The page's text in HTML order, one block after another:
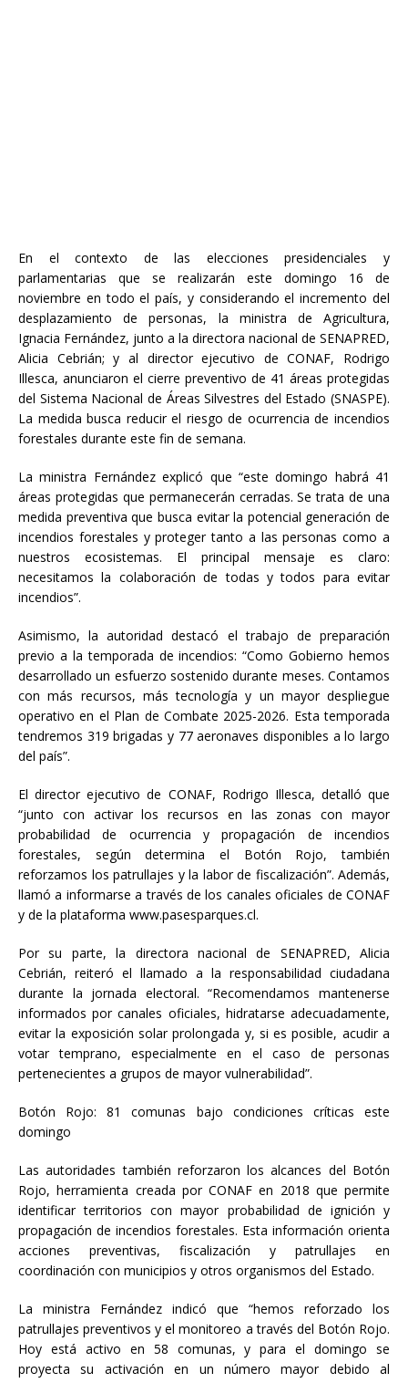
En el contexto de las elecciones presidenciales y
parlamentarias que se realizarán este domingo 16 de
noviembre en todo el país, y considerando el incremento del
desplazamiento de personas, la ministra de Agricultura,
Ignacia Fernández, junto a la directora nacional de SENAPRED,
Alicia Cebrián; y al director ejecutivo de CONAF, Rodrigo
Illesca, anunciaron el cierre preventivo de 41 áreas protegidas
del Sistema Nacional de Áreas Silvestres del Estado (SNASPE).
La medida busca reducir el riesgo de ocurrencia de incendios
forestales durante este fin de semana.
La ministra Fernández explicó que “este domingo habrá 41
áreas protegidas que permanecerán cerradas. Se trata de una
medida preventiva que busca evitar la potencial generación de
incendios forestales y proteger tanto a las personas como a
nuestros ecosistemas. El principal mensaje es claro:
necesitamos la colaboración de todas y todos para evitar
incendios”.
Asimismo, la autoridad destacó el trabajo de preparación
previo a la temporada de incendios: “Como Gobierno hemos
desarrollado un esfuerzo sostenido durante meses. Contamos
con más recursos, más tecnología y un mayor despliegue
operativo en el Plan de Combate 2025-2026. Esta temporada
tendremos 319 brigadas y 77 aeronaves disponibles a lo largo
del país”.
El director ejecutivo de CONAF, Rodrigo Illesca, detalló que
“junto con activar los recursos en las zonas con mayor
probabilidad de ocurrencia y propagación de incendios
forestales, según determina el Botón Rojo, también
reforzamos los patrullajes y la labor de fiscalización”. Además,
llamó a informarse a través de los canales oficiales de CONAF
y de la plataforma www.pasesparques.cl.
Por su parte, la directora nacional de SENAPRED, Alicia
Cebrián, reiteró el llamado a la responsabilidad ciudadana
durante la jornada electoral. “Recomendamos mantenerse
informados por canales oficiales, hidratarse adecuadamente,
evitar la exposición solar prolongada y, si es posible, acudir a
votar temprano, especialmente en el caso de personas
pertenecientes a grupos de mayor vulnerabilidad”.
Botón Rojo: 81 comunas bajo condiciones críticas este
domingo
Las autoridades también reforzaron los alcances del Botón
Rojo, herramienta creada por CONAF en 2018 que permite
identificar territorios con mayor probabilidad de ignición y
propagación de incendios forestales. Esta información orienta
acciones preventivas, fiscalización y patrullajes en
coordinación con municipios y otros organismos del Estado.
La ministra Fernández indicó que “hemos reforzado los
patrullajes preventivos y el monitoreo a través del Botón Rojo.
Hoy está activo en 58 comunas, y para el domingo se
proyecta su activación en un número mayor debido al